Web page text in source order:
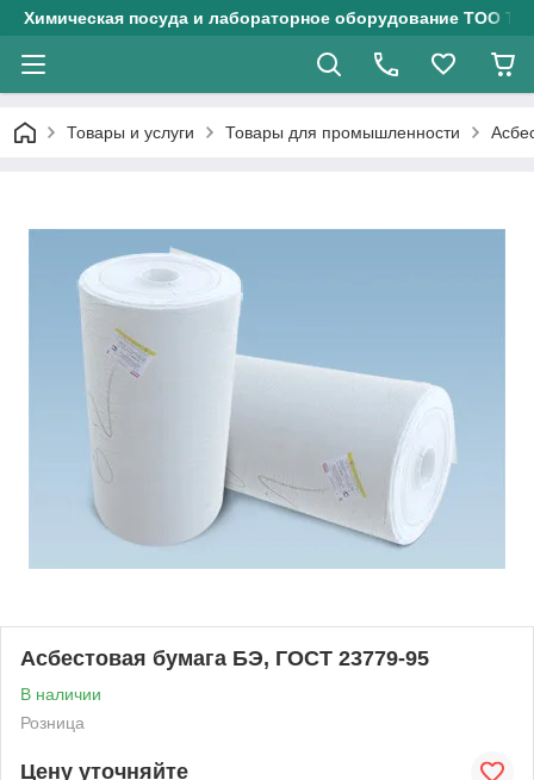
Химическая посуда и лабораторное оборудование ТОО
Товары и услуги Товары для промышленности
Асбестовая бумага БЭ, ГОСТ 23779-95
В наличии
Розница
Цену уточняйте